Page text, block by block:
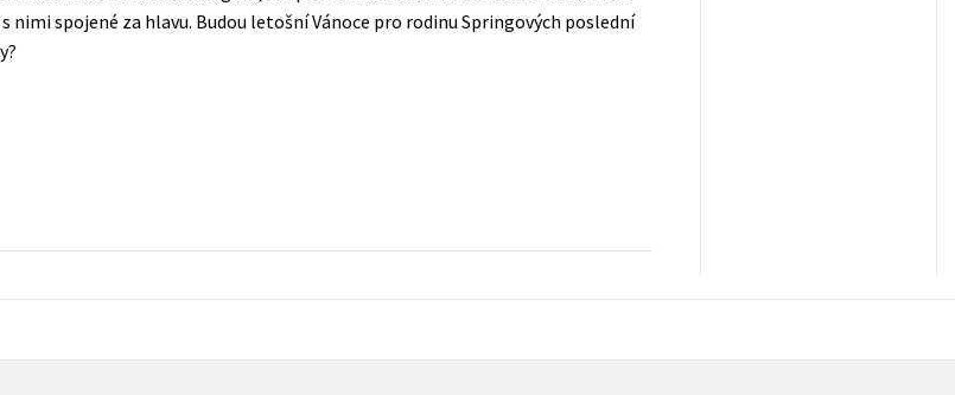
a zahrada
Zdraví a životní styl
spojené za hlavu. Budou letošní Vánoce pro rodinu Springových poslední